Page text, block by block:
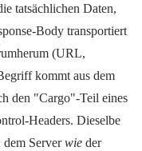
tatsächlichen Daten,
Body transportiert
(URL,
kommt aus dem
den "Cargo"-Teil eines
Headers. Dieselbe
dem Serverwie der